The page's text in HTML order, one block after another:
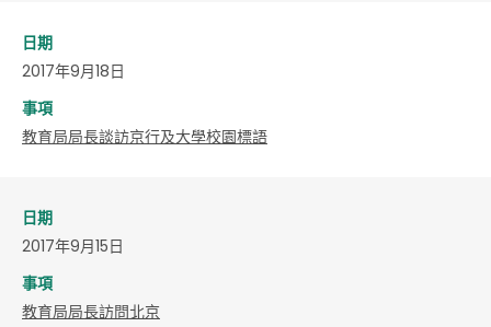
日期
2017年9月18日
事項
教育局局長談訪京行及大學校園標語
日期
2017年9月15日
事項
教育局局長訪問北京